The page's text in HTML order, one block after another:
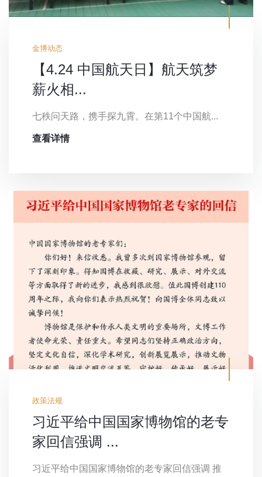
金博动态
【4.24 中国航天日】航天筑梦
薪火相...
七秩问天路，携手探九霄。在第11个中国航...
查看详情
政策法规
习近平给中国国家博物馆的老专
家回信强调 ...
习近平给中国国家博物馆的老专家回信强调 推